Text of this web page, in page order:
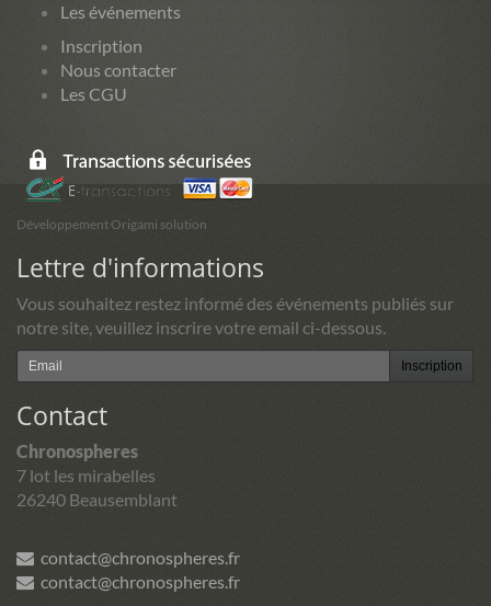
Les événements
Inscription
Nous contacter
Les CGU
Développement Origami solution
Lettre d'informations
Vous souhaitez restez informé des événements publiés sur
notre site, veuillez inscrire votre email ci-dessous.
Inscription
Contact
Chronospheres
7 lot les mirabelles
26240 Beausemblant
contact@chronospheres.fr
contact@chronospheres.fr